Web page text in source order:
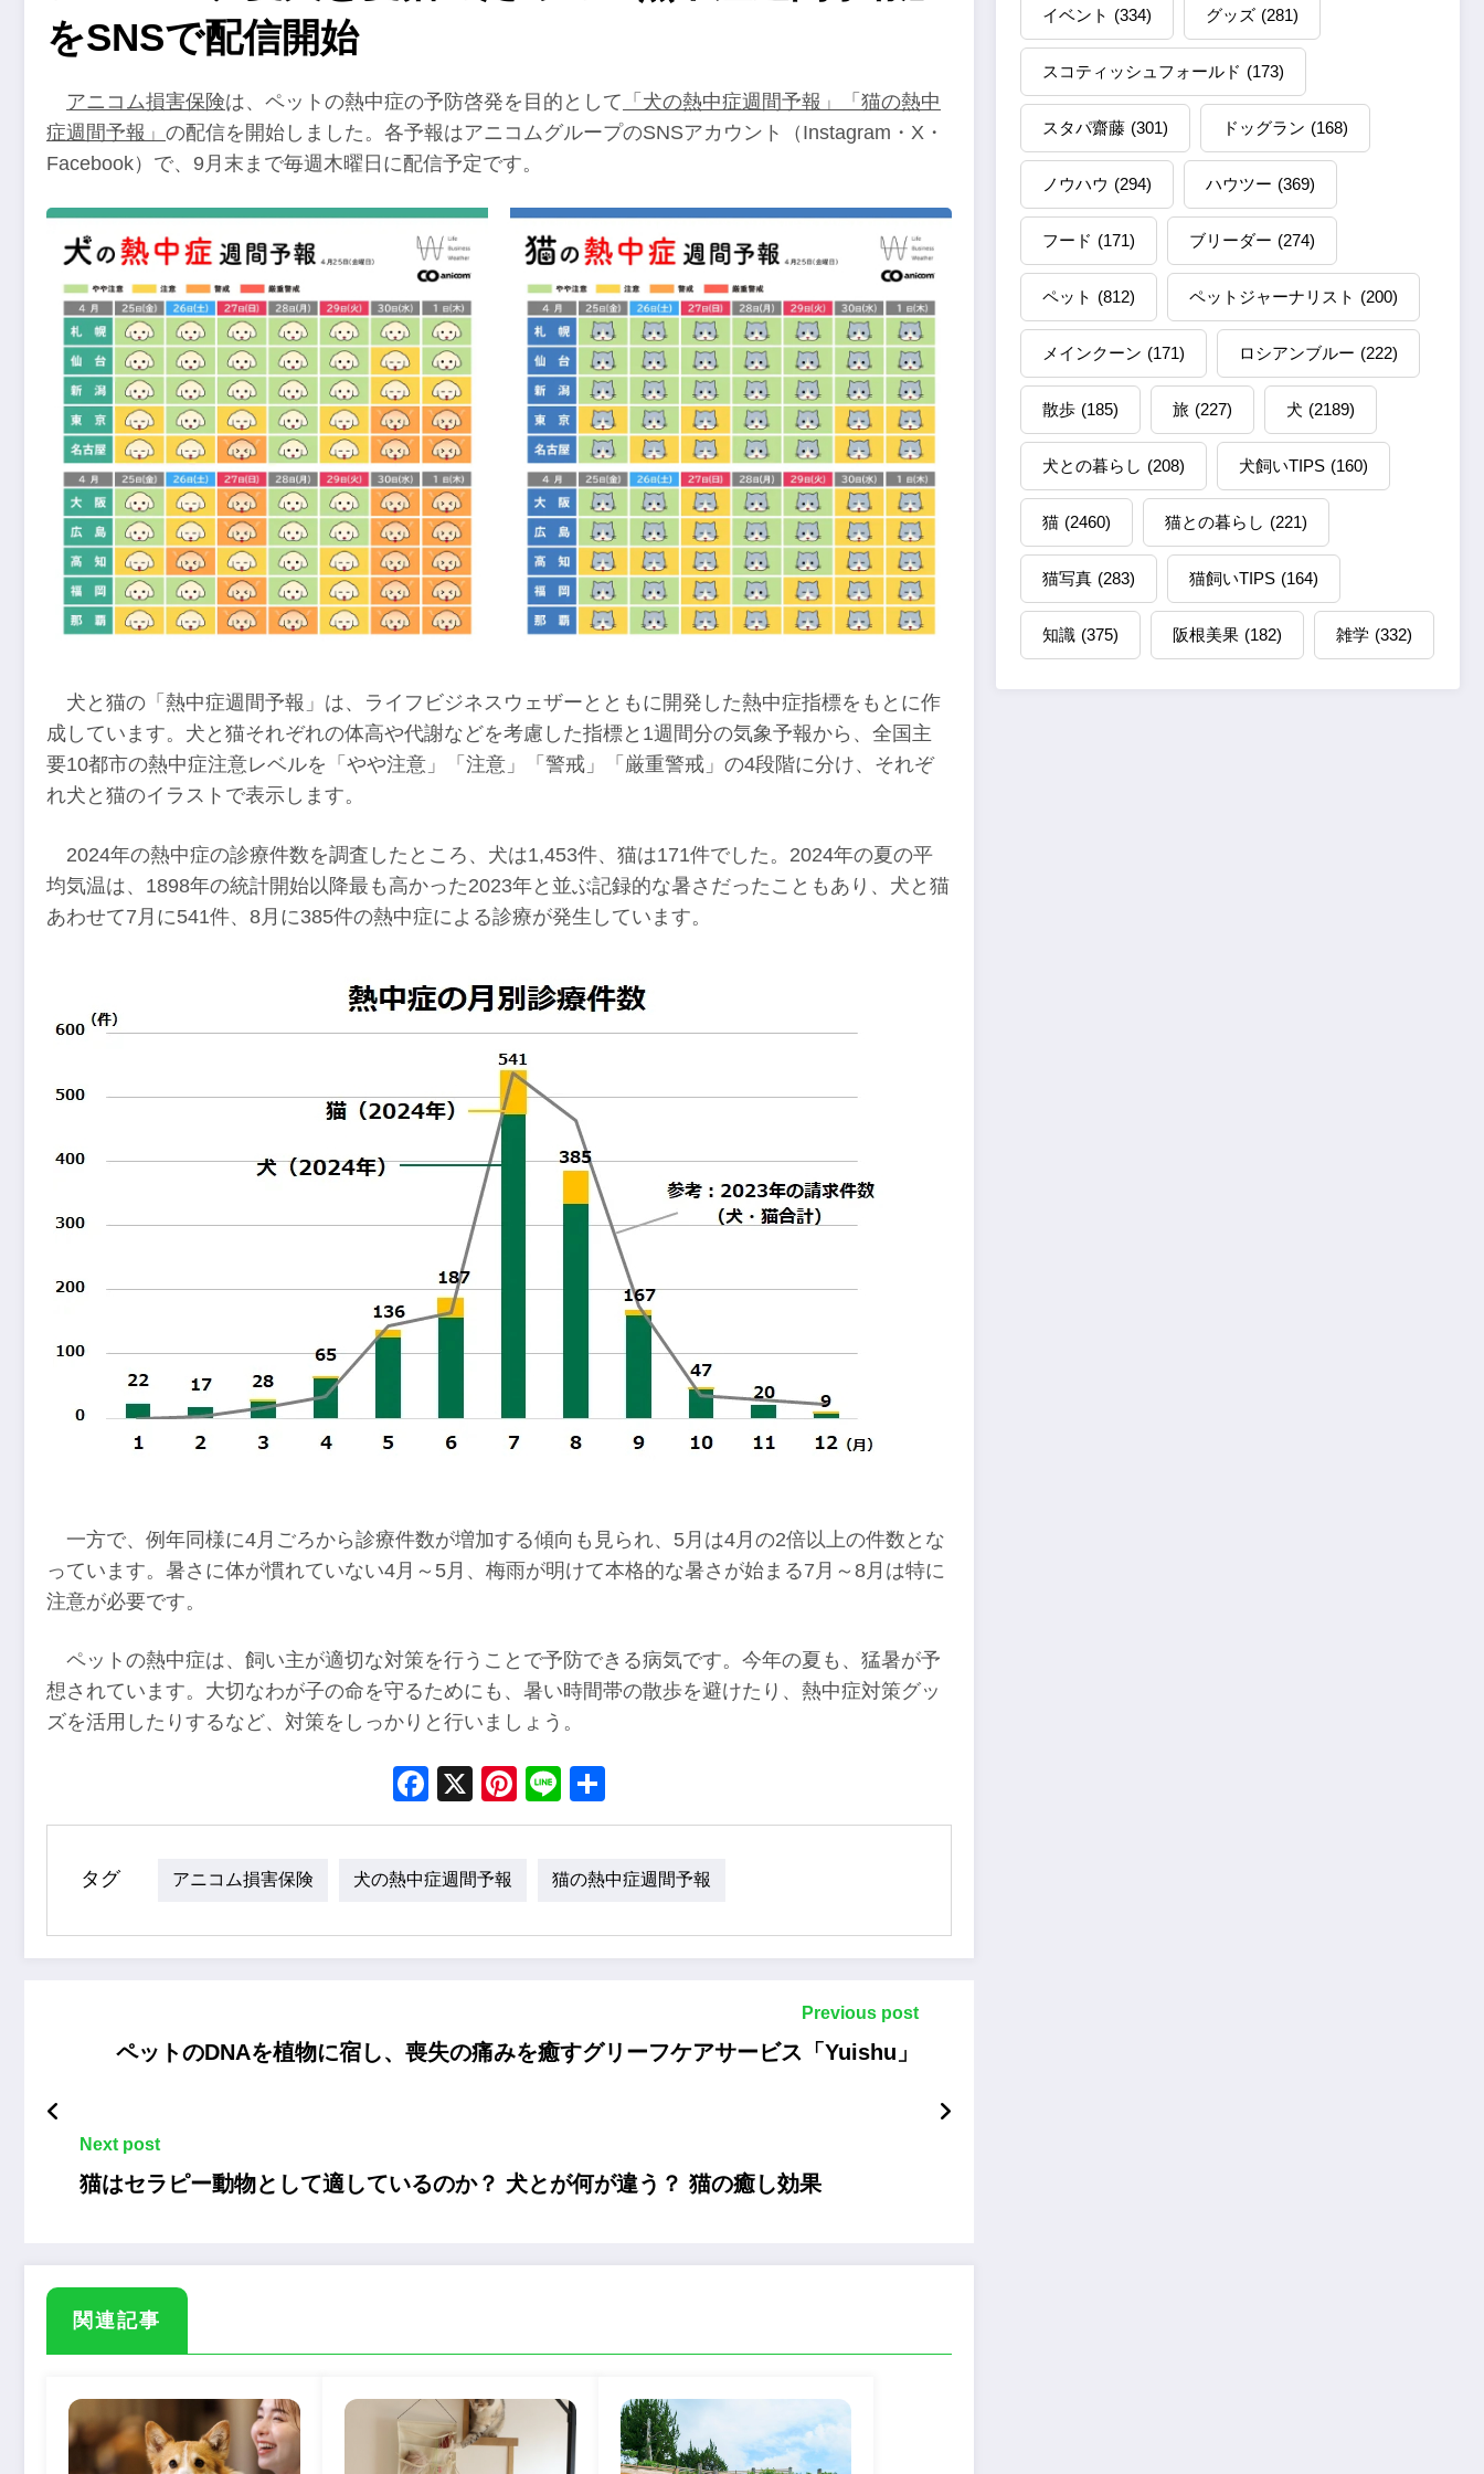
をSNSで配信開始
アニコム損害保険は、ペットの熱中症の予防啓発を目的として 「犬の熱中症週間予報」「猫の熱中
症週間予報」 の配信を開始しました。各予報はアニコムグループのSNSアカウント（Instagram・X・
Facebook）で、9月末まで毎週木曜日に配信予定です。
犬と猫の「熱中症週間予報」は、ライフビジネスウェザーとともに開発した熱中症指標をもとに作
成しています。犬と猫それぞれの体高や代謝などを考慮した指標と1週間分の気象予報から、全国主
要10都市の熱中症注意レベルを「やや注意」「注意」「警戒」「厳重警戒」の4段階に分け、それぞ
れ犬と猫のイラストで表示します。
2024年の熱中症の診療件数を調査したところ、犬は1,453件、猫は171件でした。2024年の夏の平
均気温は、1898年の統計開始以降最も高かった2023年と並ぶ記録的な暑さだったこともあり、犬と猫
あわせて7月に541件、8月に385件の熱中症による診療が発生しています。
一方で、例年同様に4月ごろから診療件数が増加する傾向も見られ、5月は4月の2倍以上の件数とな
っています。暑さに体が慣れていない4月～5月、梅雨が明けて本格的な暑さが始まる7月～8月は特に
注意が必要です。
ペットの熱中症は、飼い主が適切な対策を行うことで予防できる病気です。今年の夏も、猛暑が予
想されています。大切なわが子の命を守るためにも、暑い時間帯の散歩を避けたり、熱中症対策グッ
ズを活用したりするなど、対策をしっかりと行いましょう。
Facebook
X Pinterest
Line
タグ アニコム損害保険 犬の熱中症週間予報 猫の熱中症週間予報
Previous post
ペットのDNAを植物に宿し、喪失の痛みを癒すグリーフケアサービス「Yuishu」
Next post
猫はセラピー動物として適しているのか？ 犬とが何が違う？ 猫の癒し効果
関連記事
イベント (334) グッズ (281)
スコティッシュフォールド (173)
スタパ齋藤 (301) ドッグラン (168)
ノウハウ (294) ハウツー (369)
フード (171) ブリーダー (274)
ペット (812) ペットジャーナリスト (200)
メインクーン (171) ロシアンブルー (222)
散歩 (185) 旅 (227) 犬 (2189)
犬との暮らし (208) 犬飼いTIPS (160)
猫 (2460) 猫との暮らし (221)
猫写真 (283) 猫飼いTIPS (164)
知識 (375) 阪根美果 (182) 雑学 (332)